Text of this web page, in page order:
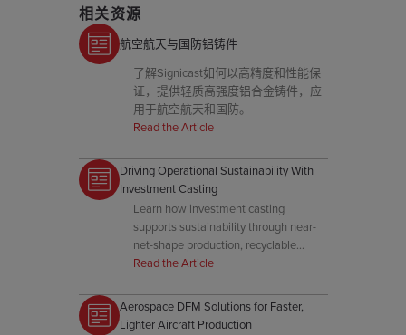
相关资源
航空航天与国防铝铸件
了解Signicast如何以高精度和性能保
证，提供轻质高强度铝合金铸件，应
用于航空航天和国防。
Read the Article
Driving Operational Sustainability With
Investment Casting
Learn how investment casting
supports sustainability through near-
net-shape production, recyclable
materials, and energy-efficient
Read the Article
Aerospace DFM Solutions for Faster,
Lighter Aircraft Production